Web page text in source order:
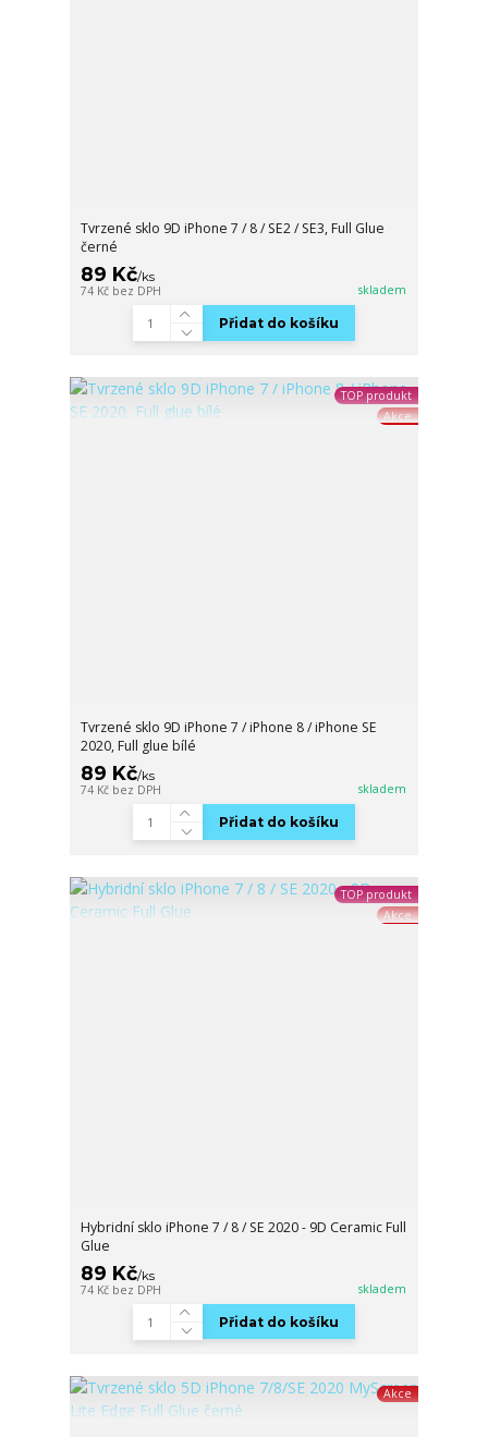
Tvrzené sklo 9D iPhone 7 / 8 / SE2 / SE3, Full Glue
černé
89 Kč/ks
74 Kč bez DPH skladem
Přidat do košíku
TOP produkt
Akce
Tvrzené sklo 9D iPhone 7 / iPhone 8 / iPhone SE
2020, Full glue bílé
89 Kč/ks
74 Kč bez DPH skladem
Přidat do košíku
TOP produkt
Akce
Hybridní sklo iPhone 7 / 8 / SE 2020 - 9D Ceramic Full
Glue
89 Kč/ks
74 Kč bez DPH skladem
Přidat do košíku
Akce